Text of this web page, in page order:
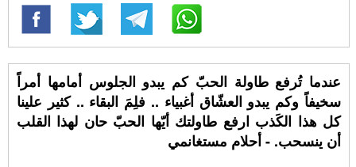
عندما تُرفع طاولة الحبّ كم يبدو الجلوس أمامها أمراً
سخيفاً وكم يبدو العشّاق أغبياء .. فلِمَ البقاء .. كثير علينا
كل هذا الكَذب ارفع طاولتك أيّها الحبّ حان لهذا القلب
أن ينسحب. - أحلام مستغانمي